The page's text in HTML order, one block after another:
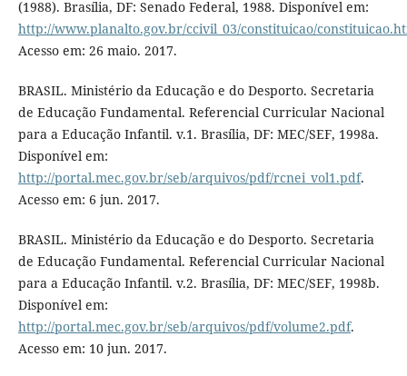
(1988). Brasília, DF: Senado Federal, 1988. Disponível em:
http://www.planalto.gov.br/ccivil_03/constituicao/
Acesso em: 26 maio. 2017.
BRASIL. Ministério da Educação e do Desporto. Secretaria
de Educação Fundamental. Referencial Curricular Nacional
para a Educação Infantil. v.1. Brasília, DF: MEC/SEF, 1998a.
Disponível em:
http://portal.mec.gov.br/seb/arquivos/pdf/rcnei_vol1.pdf.
Acesso em: 6 jun. 2017.
BRASIL. Ministério da Educação e do Desporto. Secretaria
de Educação Fundamental. Referencial Curricular Nacional
para a Educação Infantil. v.2. Brasília, DF: MEC/SEF, 1998b.
Disponível em:
http://portal.mec.gov.br/seb/arquivos/pdf/volume2.pdf.
Acesso em: 10 jun. 2017.